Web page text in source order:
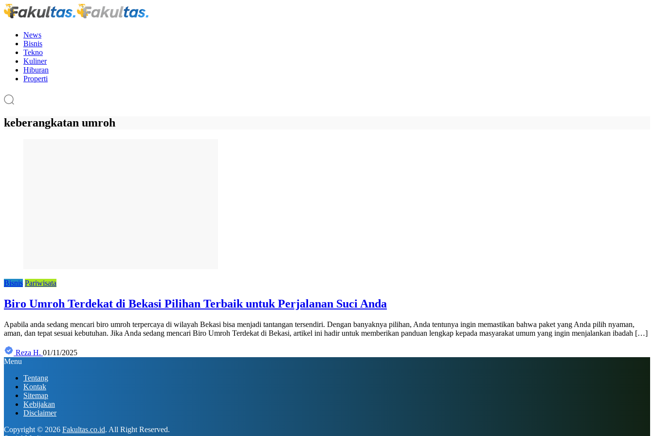
News
Bisnis
Tekno
Kuliner
Hiburan
Properti
keberangkatan umroh
Bisnis Pariwisata
Biro Umroh Terdekat di Bekasi Pilihan Terbaik untuk Perjalanan Suci Anda
Apabila anda sedang mencari biro umroh terpercaya di wilayah Bekasi bisa menjadi tantangan tersendiri. Dengan banyaknya pilihan, Anda tentunya ingin memastikan bahwa paket yang Anda pilih nyaman,
aman, dan tepat sesuai kebutuhan. Jika Anda sedang mencari Biro Umroh Terdekat di Bekasi, artikel ini hadir untuk memberikan panduan lengkap kepada masyarakat umum yang ingin menjalankan ibadah […]
Reza H. 01/11/2025
Menu
Tentang
Kontak
Sitemap
Kebijakan
Disclaimer
Copyright © 2026 Fakultas.co.id. All Right Reserved.